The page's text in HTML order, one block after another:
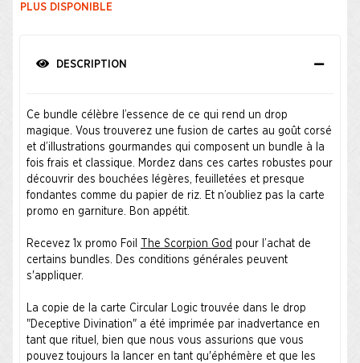
PLUS DISPONIBLE
DESCRIPTION
Ce bundle célèbre l’essence de ce qui rend un drop
magique. Vous trouverez une fusion de cartes au goût corsé
et d’illustrations gourmandes qui composent un bundle à la
fois frais et classique. Mordez dans ces cartes robustes pour
découvrir des bouchées légères, feuilletées et presque
fondantes comme du papier de riz. Et n’oubliez pas la carte
promo en garniture. Bon appétit.
Recevez 1x promo Foil The Scorpion God pour l’achat de
certains bundles. Des conditions générales peuvent
s'appliquer.
La copie de la carte Circular Logic trouvée dans le drop
"Deceptive Divination" a été imprimée par inadvertance en
tant que rituel, bien que nous vous assurions que vous
pouvez toujours la lancer en tant qu'éphémère et que les